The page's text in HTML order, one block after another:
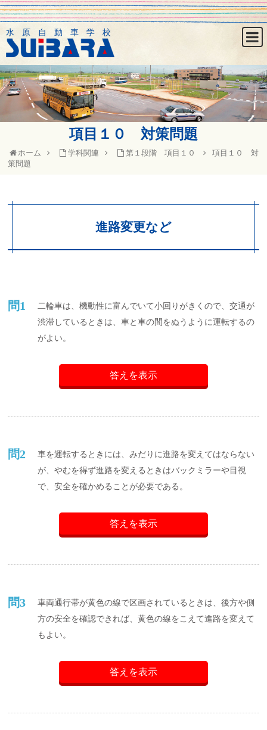
水原自動車学校
項目１０ 対策問題
ホーム 学科関連 第１段階 項目１０
項目１０ 対
策問題
進路変更など
問1
二輪車は、機動性に富んでいて小回りがきくので、交通が
渋滞しているときは、車と車の間をぬうように運転するの
がよい。
答えを表示
問2
車を運転するときには、みだりに進路を変えてはならない
が、やむを得ず進路を変えるときはバックミラーや目視
で、安全を確かめることが必要である。
答えを表示
問3
車両通行帯が黄色の線で区画されているときは、後方や側
方の安全を確認できれば、黄色の線をこえて進路を変えて
もよい。
答えを表示